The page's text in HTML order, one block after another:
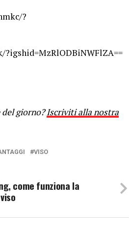
?
del giorno?Iscriviti alla nostra
VISO
come funziona la